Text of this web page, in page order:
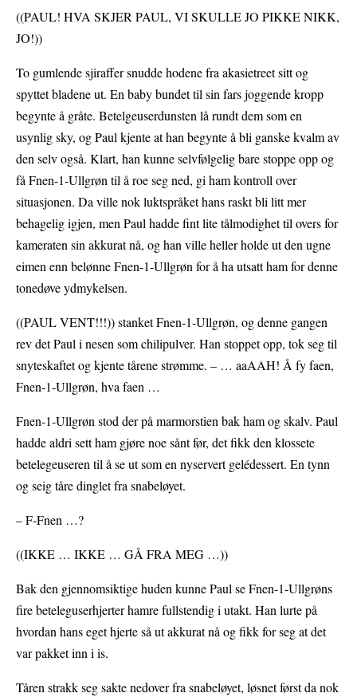
((PAUL! HVA SKJER PAUL, VI SKULLE JO PIKKE NIKK,
JO!))
To gumlende sjiraffer snudde hodene fra akasietreet sitt og
spyttet bladene ut. En baby bundet til sin fars joggende kropp
begynte å gråte. Betelgeuserdunsten lå rundt dem som en
usynlig sky, og Paul kjente at han begynte å bli ganske kvalm av
den selv også. Klart, han kunne selvfølgelig bare stoppe opp og
få Fnen-1-Ullgrøn til å roe seg ned, gi ham kontroll over
situasjonen. Da ville nok luktspråket hans raskt bli litt mer
behagelig igjen, men Paul hadde fint lite tålmodighet til overs for
kameraten sin akkurat nå, og han ville heller holde ut den ugne
eimen enn belønne Fnen-1-Ullgrøn for å ha utsatt ham for denne
tonedøve ydmykelsen.
((PAUL VENT!!!)) stanket Fnen-1-Ullgrøn, og denne gangen
rev det Paul i nesen som chilipulver. Han stoppet opp, tok seg til
snyteskaftet og kjente tårene strømme. – … aaAAH! Å fy faen,
Fnen-1-Ullgrøn, hva faen …
Fnen-1-Ullgrøn stod der på marmorstien bak ham og skalv. Paul
hadde aldri sett ham gjøre noe sånt før, det fikk den klossete
betelegeuseren til å se ut som en nyservert gelédessert. En tynn
og seig tåre dinglet fra snabeløyet.
– F-Fnen …?
((IKKE … IKKE … GÅ FRA MEG …))
Bak den gjennomsiktige huden kunne Paul se Fnen-1-Ullgrøns
fire beteleguserhjerter hamre fullstendig i utakt. Han lurte på
hvordan hans eget hjerte så ut akkurat nå og fikk for seg at det
var pakket inn i is.
Tåren strakk seg sakte nedover fra snabeløyet, løsnet først da nok